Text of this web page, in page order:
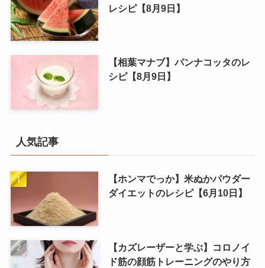
レシピ【8月9日】
【相葉マナブ】パンナコッタのレ
シピ【8月9日】
人気記事
【ホンマでっか】米ぬかパウダー
ダイエットのレシピ【6月10日】
【カズレーザーと学ぶ】コロノイ
ド筋の顔筋トレーニングのやり方